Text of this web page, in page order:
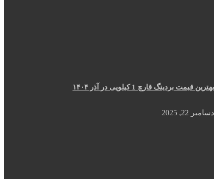
بهترین قیمت بردینگ قارچ 1 کیلویی در آذر ۱۴۰۴
دسامبر 22, 2025